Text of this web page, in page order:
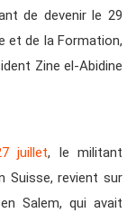
de devenir le 29
et de la Formation,
Zine el-Abidine
juillet, le militant
Suisse, revient sur
Salem, qui avait